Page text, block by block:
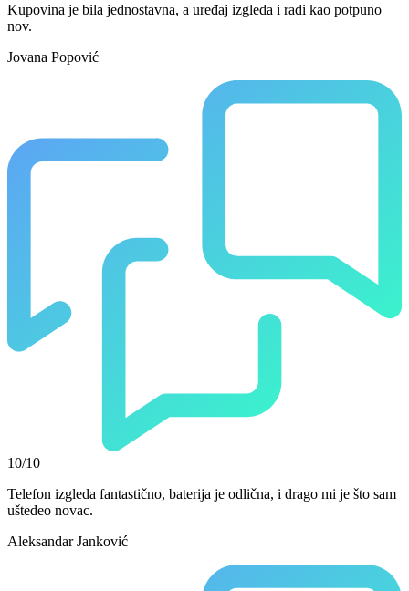
Kupovina je bila jednostavna, a uređaj izgleda i radi kao potpuno
nov.
Jovana Popović
10/10
Telefon izgleda fantastično, baterija je odlična, i drago mi je što sam
uštedeo novac.
Aleksandar Janković